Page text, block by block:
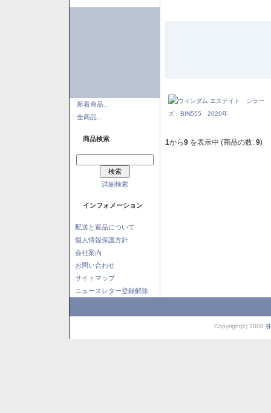
新着商品...
全商品...
商品検索
詳細検索
インフォメーション
配送と返品について
個人情報保護方針
会社案内
お問い合わせ
サイトマップ
ニュースレター登録解除
1から9 を表示中 (商品の数: 9)
Copyright(c) 2008